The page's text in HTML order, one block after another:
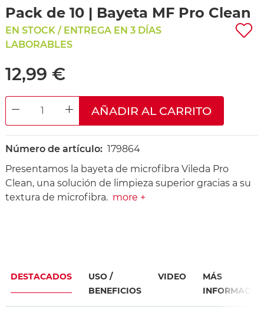
Pack de 10 | Bayeta MF Pro Clean
EN STOCK / ENTREGA EN 3 DÍAS
LABORABLES
12,99 €
DECREASE QUANTITYINCREASE QUANTITY
AÑADIR AL CARRITO
Número de artículo: 179864
Presentamos la bayeta de microfibra Vileda Pro
Clean, una solución de limpieza superior gracias a su
textura de microfibra. more +
DESTACADOS
USO /
BENEFICIOS
VIDEO
MÁS